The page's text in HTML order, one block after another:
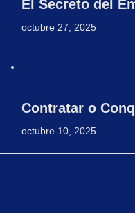
El Secreto del
octubre 27, 2025
Contratar o
octubre 10, 2025